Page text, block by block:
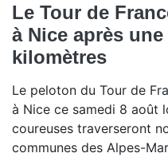
Le Tour de
à Nice après
kilomètres
Le peloton du Tour de
à Nice ce samedi 8 août
coureuses traverseront
communes des Alpes-